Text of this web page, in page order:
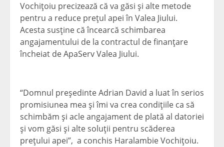
Vochiţoiu precizează că va găsi şi alte metode
pentru a reduce preţul apei în Valea Jiului.
Acesta susţine că încearcă schimbarea
angajamentului de la contractul de finanţare
încheiat de ApaServ Valea Jiului.
“Domnul preşedinte Adrian David a luat în serios
promisiunea mea şi îmi va crea condiţiile ca să
schimbăm şi acle angajament de plată al datoriei
şi vom găsi şi alte soluţii pentru scăderea
preţului apei”, a conchis Haralambie Vochiţoiu.